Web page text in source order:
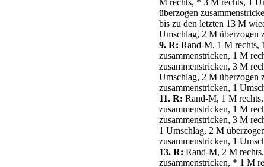
M rechts, * 3 M rechts, 1
überzogen
bis zu den letzten 13 M
Umschlag, 2 M überzogen
9. R: Rand-M, 1 M rechts,
zusammenstricken, 1 M
zusammenstricken, 3 M
Umschlag, 2 M überzogen
zusammenstricken, 1
11. R: Rand-M, 1 M
zusammenstricken, 1 M
zusammenstricken, 3 M
1 Umschlag, 2 M
zusammenstricken, 1
13. R: Rand-M, 2 M
zusammenstricken, * 1 M